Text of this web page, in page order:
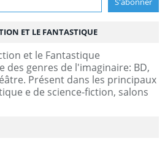
ET LE FANTASTIQUE
des genres de l'imaginaire: BD,
Présent dans les principaux
e de science-fiction, salons